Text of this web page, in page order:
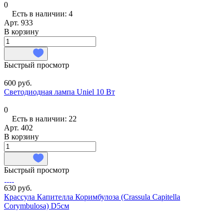
0
Есть в наличии: 4
Арт. 933
В корзину
Быстрый просмотр
600 руб.
Светодиодная лампа Uniel 10 Вт
0
Есть в наличии: 22
Арт. 402
В корзину
Быстрый просмотр
630 руб.
Крассула Капителла Коримбулоза (Crassula Capitella
Corymbulosa) D5см